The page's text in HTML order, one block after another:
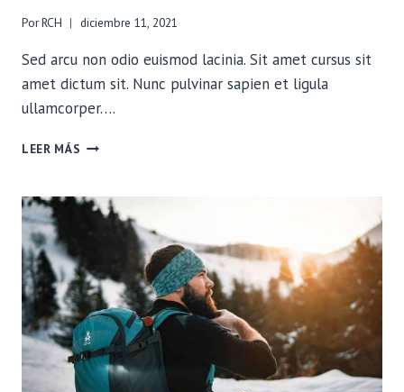
PorRCH diciembre 11, 2021
Sed arcu non odio euismod lacinia. Sit amet cursus sit
amet dictum sit. Nunc pulvinar sapien et ligula
ullamcorper….
LEER MÁS HOW
YOUR
FOOTPRINT
TRAIL